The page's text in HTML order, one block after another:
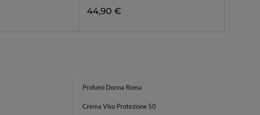
44,90 €
Profumi Donna Roma
Crema Viso Protezione 50